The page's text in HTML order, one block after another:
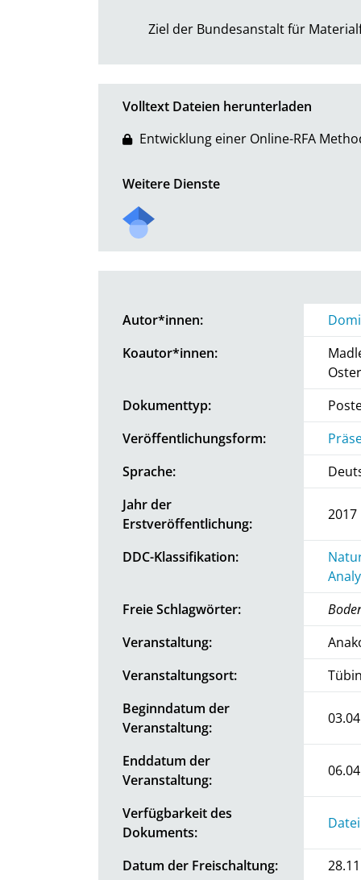
Ziel der Bundesanstalt für
Volltext Dateien herunterladen
Entwicklung einer Online-RFA
Weitere Dienste
Autor*innen:
Koautor*innen:
Dokumenttyp:
Veröffentlichungsform:
Sprache:
Jahr der
Erstveröffentlichung:
2017
DDC-Klassifikation:
Freie Schlagwörter:
Veranstaltung:
Veranstaltungsort:
Beginndatum der
Veranstaltung:
Enddatum der
Veranstaltung:
Verfügbarkeit des
Dokuments:
Datum der Freischaltung: